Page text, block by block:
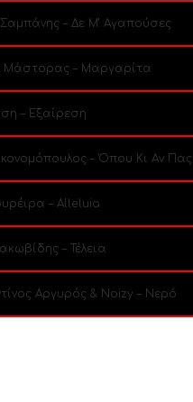
– Δε Μ’ Αγαπούσες
Μάστορας – Μαργαρίτα
– Εξαίρεση
– Όπου Κι Αν Πας
– Alleluia
– Τέλεια
Αργυρός & Noizy – Νερό